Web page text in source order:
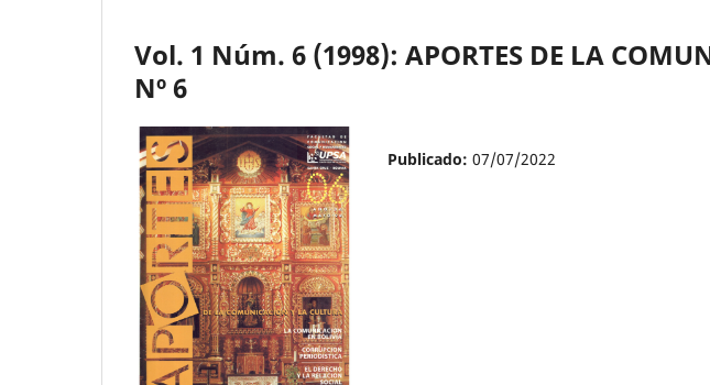
Vol. 1 Núm. 6 (1998): APORTES DE LA
Nº 6
Publicado: 07/07/2022